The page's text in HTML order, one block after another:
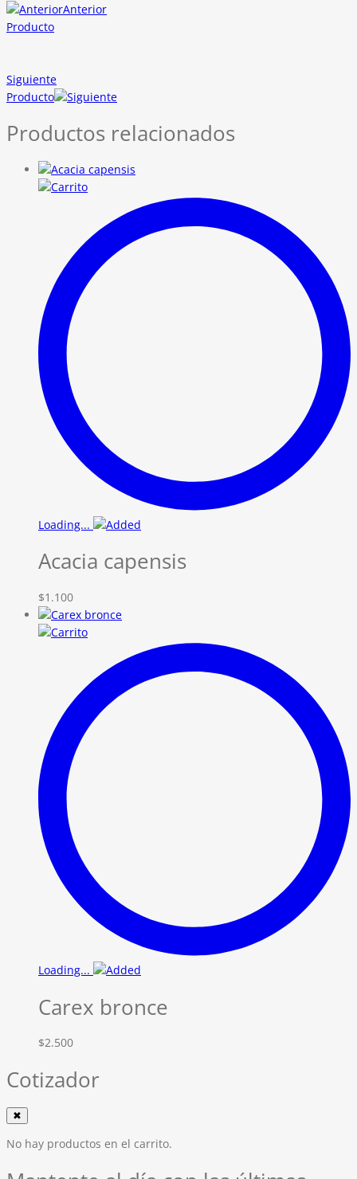
Anterior
Producto
Siguiente
Producto
Productos relacionados
Loading...
Acacia capensis
$1.100
Loading...
Carex bronce
$2.500
Cotizador
✖
No hay productos en el carrito.